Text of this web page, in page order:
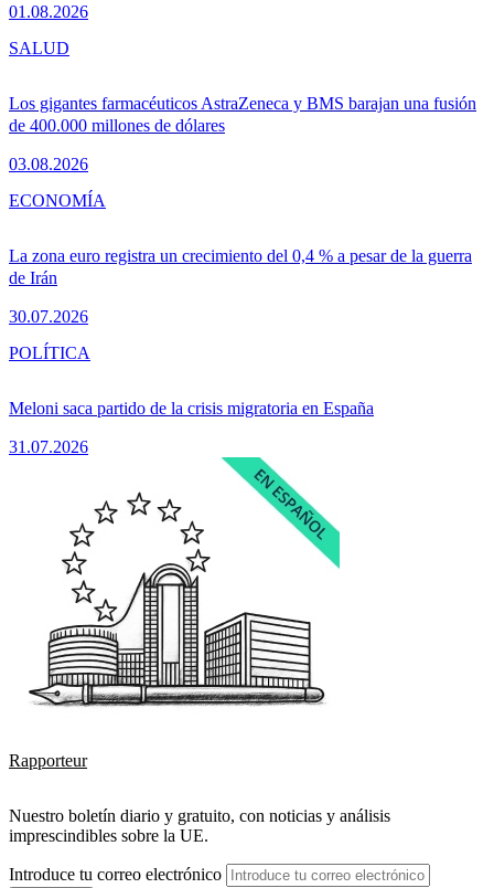
01.08.2026
Los gigantes farmacéuticos AstraZeneca y BMS barajan una fusión
de 400.000 millones de dólares
03.08.2026
SALUD
La zona euro registra un crecimiento del 0,4 % a pesar de la guerra
de Irán
30.07.2026
ECONOMÍA
Meloni saca partido de la crisis migratoria en España
31.07.2026
POLÍTICA
Rapporteur
Nuestro boletín diario y gratuito, con noticias y análisis
imprescindibles sobre la UE.
Introduce tu correo electrónico